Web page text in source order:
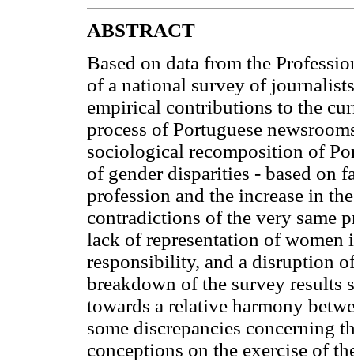
ABSTRACT
Based on data from the
of a national survey of
empirical contributions to the
process of Portuguese
sociological recomposition of
of gender disparities - based on
profession and the increase in
contradictions of the very same
lack of representation of
responsibility, and a disruption
breakdown of the survey results
towards a relative harmony
some discrepancies concerning
conceptions on the exercise of